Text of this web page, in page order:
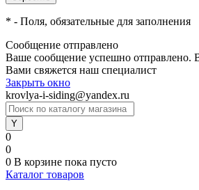
* - Поля, обязательные для заполнения
Сообщение отправлено
Ваше сообщение успешно отправлено.
Вами свяжется наш специалист
Закрыть окно
krovlya-i-siding@yandex.ru
0
0
0 В корзине пока пусто
Каталог товаров